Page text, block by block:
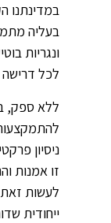
במדינתנו
בעליה
ונגריות
לכל דרישה
ללא ספק,
ניסיון
זו אמנות
לעשות זאת
ייחודית